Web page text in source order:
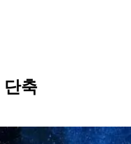
단축